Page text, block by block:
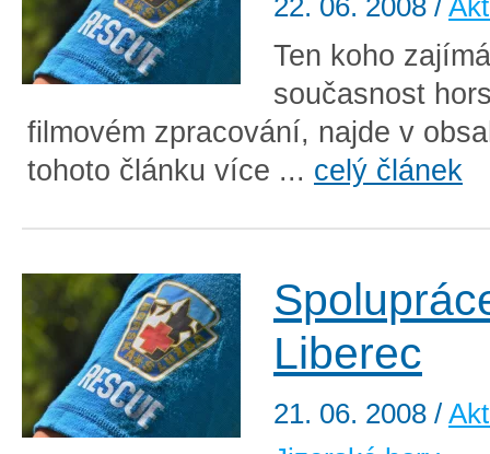
22. 06. 2008 /
Ten koho
současnost
filmovém zpracování, najde v
tohoto článku více ... celý článek
Liberec
21. 06. 2008 /